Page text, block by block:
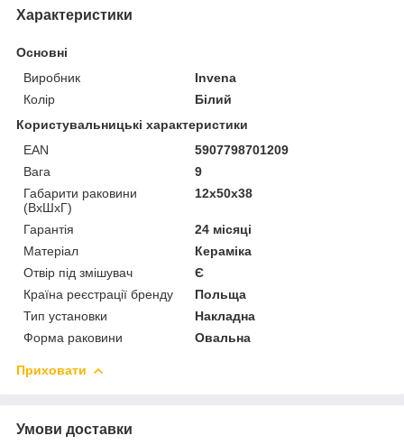
Характеристики
Основні
Виробник
Invena
Колір
Білий
Користувальницькі характеристики
EAN
5907798701209
Вага
9
Габарити раковини
(ВхШхГ)
12х50х38
Гарантія
24 місяці
Матеріал
Кераміка
Отвір під змішувач
Є
Країна реєстрації бренду
Польща
Тип установки
Накладна
Форма раковини
Овальна
Приховати
Умови доставки